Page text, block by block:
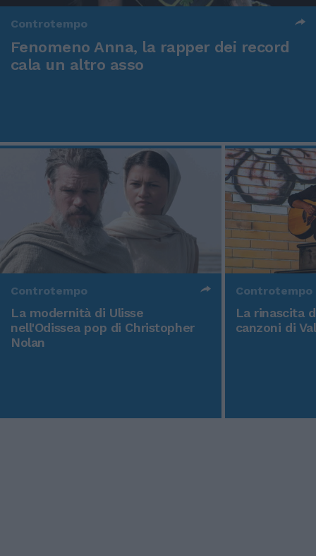
Controtempo
Fenomeno Anna, la rapper dei record
cala un altro asso
Controtempo
La modernità di Ulisse
nell'Odissea pop di Christopher
Nolan
Controtempo
La rinascita
canzoni di